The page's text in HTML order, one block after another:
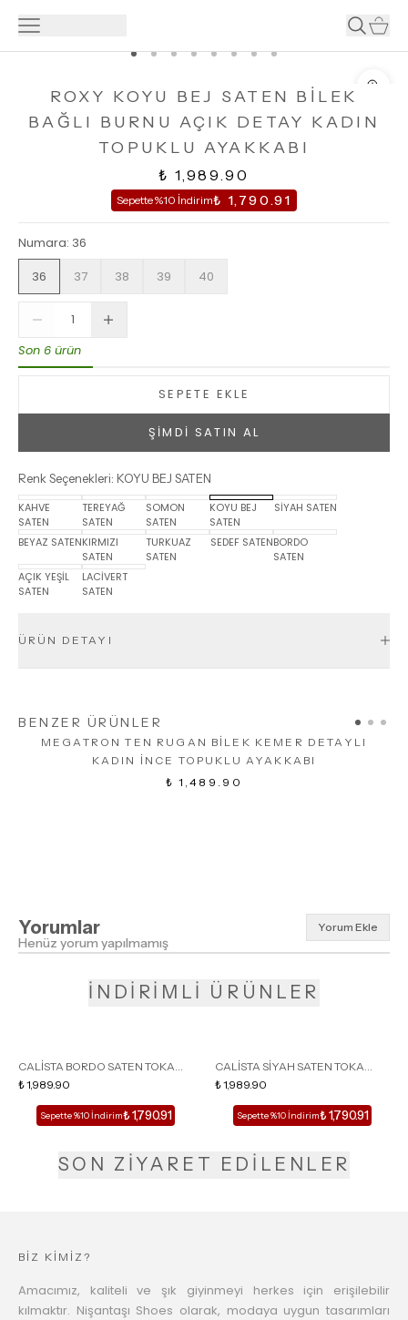
ROXY KOYU BEJ SATEN BİLEK
BAĞLI BURNU AÇIK DETAY KADIN
TOPUKLU AYAKKABI
₺ 1,989.90
Sepette %10 İndirim₺ 1,790.91
Numara: 36
36
37 38 39 40
Son 6 ürün
SEPETE EKLE
ŞİMDİ SATIN AL
Renk Seçenekleri: KOYU BEJ SATEN
KAHVE
SATEN
TEREYAĞ
SATEN
SOMON
SATEN
KOYU BEJ
SATEN
SİYAH SATEN
BEYAZ SATENKIRMIZI
SATEN
TURKUAZ
SATEN
SEDEF SATENBORDO
SATEN
AÇIK YEŞİL
SATEN
LACİVERT
SATEN
ÜRÜN DETAYI
BENZER ÜRÜNLER
MEGATRON TEN RUGAN BİLEK KEMER DETAYLI
KADIN İNCE TOPUKLU AYAKKABI
₺ 1,489.90
Yorumlar Yorum Ekle
Henüz yorum yapılmamış
İNDİRİMLİ ÜRÜNLER
CALİSTA BORDO SATEN TOKA
DETAY SİVRİ BURUN KADIN
TOPUKLU TERLİK
₺ 1,989.90
Sepette %10 İndirim₺ 1,790.91
CALİSTA SİYAH SATEN TOKA
DETAY SİVRİ BURUN KADIN
TOPUKLU TERLİK
₺ 1,989.90
Sepette %10 İndirim₺ 1,790.91
SON ZİYARET EDİLENLER
BİZ KİMİZ?
Amacımız, kaliteli ve şık giyinmeyi herkes için erişilebilir
kılmaktır. Nişantaşı Shoes olarak, modaya uygun tasarımları